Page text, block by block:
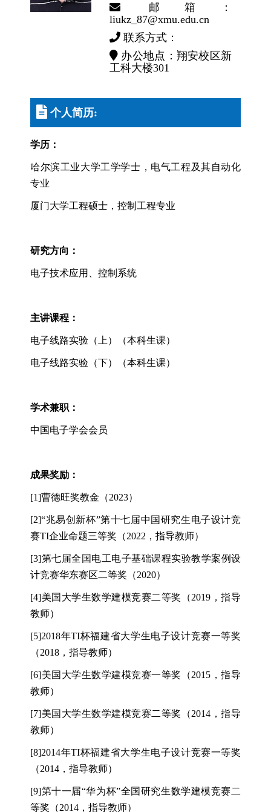
邮箱：
liukz_87@xmu.edu.cn
联系方式：
办公地点：翔安校区新
工科大楼301
个人简历:
学历：
哈尔滨工业大学工学学士，电气工程及其自动化
专业
厦门大学工程硕士，控制工程专业
研究方向：
电子技术应用、控制系统
主讲课程：
电子线路实验（上）（本科生课）
电子线路实验（下）（本科生课）
学术兼职：
中国电子学会会员
成果奖励：
[1]曹德旺奖教金（2023）
[2]“兆易创新杯”第十七届中国研究生电子设计竞
赛TI企业命题三等奖（2022 ，指导教师）
[3]第七届全国电工电子基础课程实验教学案例设
计竞赛华东赛区二等奖（2020）
[4]美国大学生数学建模竞赛二等奖（2019 ，指导
教师）
[5]2018年TI杯福建省大学生电子设计竞赛一等奖
（2018 ，指导教师）
[6]美国大学生数学建模竞赛一等奖（2015 ，指导
教师）
[7]美国大学生数学建模竞赛二等奖（2014 ，指导
教师）
[8]2014年TI杯福建省大学生电子设计竞赛一等奖
（2014 ，指导教师）
[9]第十一届“华为杯”全国研究生数学建模竞赛二
等奖（2014 ，指导教师）